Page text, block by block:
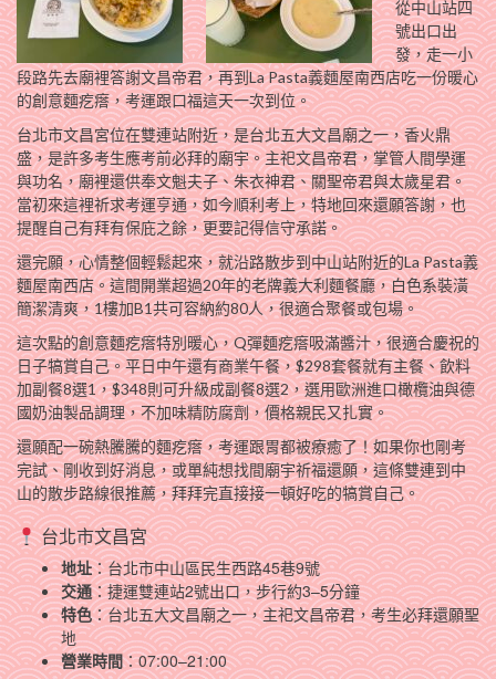
從中山站四
號出口出
發，走一小
段路先去廟裡答謝文昌帝君，再到La Pasta義麵屋南西店吃一份暖心
的創意麵疙瘩，考運跟口福這天一次到位。
台北市文昌宮位在雙連站附近，是台北五大文昌廟之一，香火鼎
盛，是許多考生應考前必拜的廟宇。主祀文昌帝君，掌管人間學運
與功名，廟裡還供奉文魁夫子、朱衣神君、關聖帝君與太歲星君。
當初來這裡祈求考運亨通，如今順利考上，特地回來還願答謝，也
提醒自己有拜有保庇之餘，更要記得信守承諾。
還完願，心情整個輕鬆起來，就沿路散步到中山站附近的La Pasta義
麵屋南西店。這間開業超過20年的老牌義大利麵餐廳，白色系裝潢
簡潔清爽，1樓加B1共可容納約80人，很適合聚餐或包場。
這次點的創意麵疙瘩特別暖心，Q彈麵疙瘩吸滿醬汁，很適合慶祝的
日子犒賞自己。平日中午還有商業午餐，$298套餐就有主餐、飲料
加副餐8選1，$348則可升級成副餐8選2，選用歐洲進口橄欖油與德
國奶油製品調理，不加味精防腐劑，價格親民又扎實。
還願配一碗熱騰騰的麵疙瘩，考運跟胃都被療癒了！如果你也剛考
完試、剛收到好消息，或單純想找間廟宇祈福還願，這條雙連到中
山的散步路線很推薦，拜拜完直接接一頓好吃的犒賞自己。
台北市文昌宮
地址：台北市中山區民生西路45巷9號
交通：捷運雙連站2號出口，步行約3–5分鐘
特色：台北五大文昌廟之一，主祀文昌帝君，考生必拜還願聖
地
營業時間：07:00–21:00